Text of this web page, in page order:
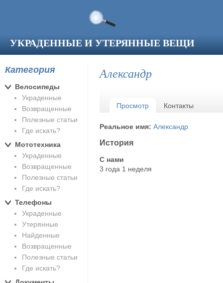
УКРАДЕННЫЕ И УТЕРЯННЫЕ ВЕЩИ
Александр
Главные вкладки
Просмотр (активная вкладка)
Контакты
Реальное имя: Александр
История
С нами
3 года 1 неделя
Категория
Велосипеды
Украденные
Возвращенные
Полезные статьи
Где искать?
Мототехника
Украденные
Возвращенные
Полезные статьи
Где искать?
Телефоны
Украденные
Утерянные
Найденные
Возвращенные
Полезные статьи
Где искать?